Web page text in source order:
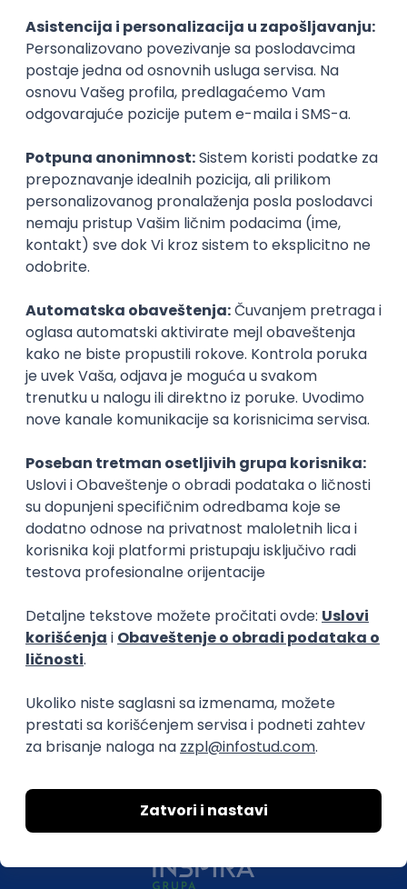
Najnoviji poslovi svakog dana u tvom
inboxu
Prijavi se
Cloud Engineer
Coming - Computer Engineering d.o.o.
3
Beograd | Hibrid
online intervju
13.08.2026.
Linux VMware
Okupljamo IT zajednicu, podižemo
efikasno spajamo kandidate i poslodavce.
O nama
Za poslodavce
Uslovi korišćenja
Uklonjeni profili poslodavaca
Za medije
Druželjubivi smo!